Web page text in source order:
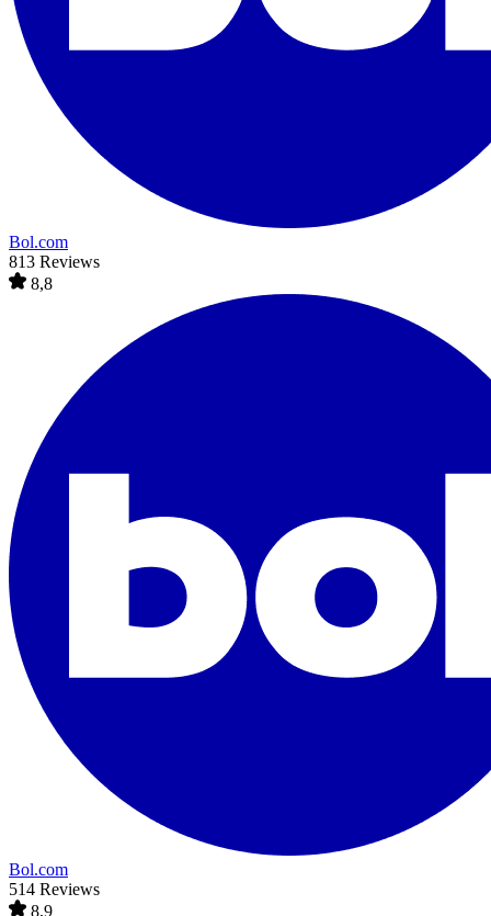
Bol.com
813 Reviews
8,8
Bol.com
514 Reviews
8,9